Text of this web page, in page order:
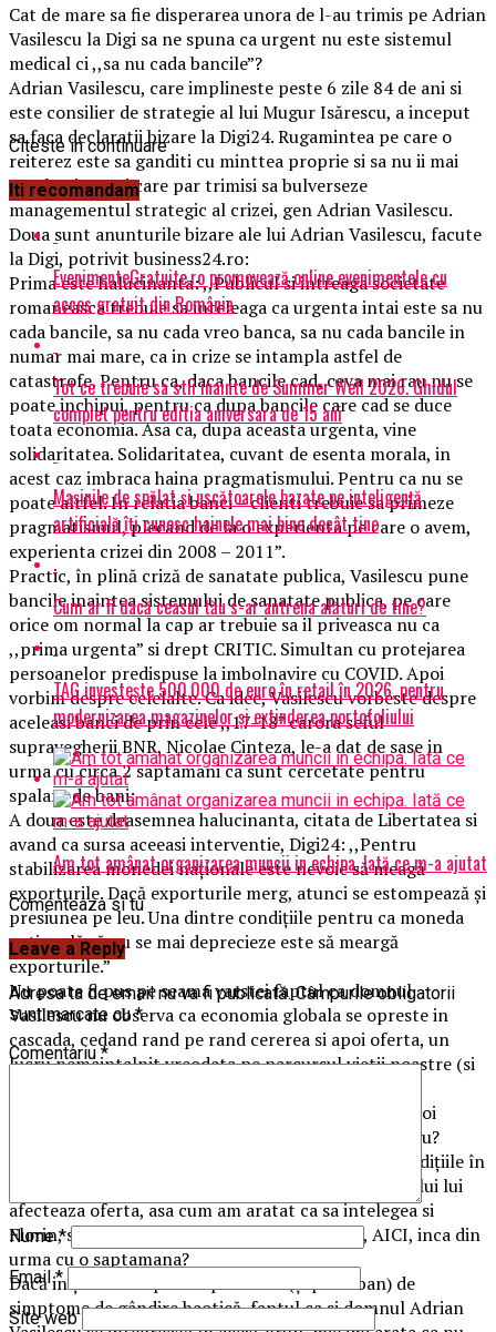
Cat de mare sa fie disperarea unora de l-au trimis pe Adrian
Vasilescu la Digi sa ne spuna ca urgent nu este sistemul
medical ci ,,sa nu cada bancile”?
Adrian Vasilescu, care implineste peste 6 zile 84 de ani si
este consilier de strategie al lui Mugur Isărescu, a inceput
sa faca declaratii bizare la Digi24. Rugamintea pe care o
reiterez este sa ganditi cu minttea proprie si sa nu ii mai
ascultati pe cei care par trimisi sa bulverseze
managementul strategic al crizei, gen Adrian Vasilescu.
Doua sunt anunturile bizare ale lui Adrian Vasilescu, facute
la Digi, potrivit business24.ro:
Prima este halucinanta: ,,Publicul si intreaga societate
romaneasca trebuie sa inteleaga ca urgenta intai este sa nu
cada bancile, sa nu cada vreo banca, sa nu cada bancile in
numar mai mare, ca in crize se intampla astfel de
catastrofe. Pentru ca, daca bancile cad, ceva mai rau nu se
poate inchipui, pentru ca dupa bancile care cad se duce
toata economia. Asa ca, dupa aceasta urgenta, vine
solidaritatea. Solidaritatea, cuvant de esenta morala, in
acest caz imbraca haina pragmatismului. Pentru ca nu se
poate altfel. In relatia banci – clienti trebuie sa primeze
pragmatismul, plecand de la o experienta pe care o avem,
experienta crizei din 2008 – 2011”.
Practic, în plină criză de sanatate publica, Vasilescu pune
bancile inaintea sistemului de sanatate publica, pe care
orice om normal la cap ar trebuie sa il priveasca nu ca
,,prima urgenta” si drept CRITIC. Simultan cu protejarea
persoanelor predispuse la imbolnavire cu COVID. Apoi
vorbim despre celelalte. Ca idee, Vasilescu vorbeste despre
aceleasi banci de prin cele ,,17-18” carora seful
supravegherii BNR, Nicolae Cinteza, le-a dat de sase in
urma cu circa 2 saptamani ca sunt cercetate pentru
spalare de bani;
A doua este deasemnea halucinanta, citata de Libertatea si
avand ca sursa aceeasi interventie, Digi24: ,,Pentru
stabilizarea monedei naționale este nevoie să meagă
exporturile. Dacă exporturile merg, atunci se estompează și
presiunea pe leu. Una dintre condițiile pentru ca moneda
națională să nu se mai deprecieze este să meargă
exporturile.”
Nu poate fi pus pe seama varstei faptul ca domnul
Vasilescu nu observa ca economia globala se opreste in
cascada, cedand rand pe rand cererea si apoi oferta, un
lucru nemaintalnit vreodata pe parcursul vietii noastre (si
Vasilescu, intrucat la debutul celui de-al doilea razboi
mondial avea 3 ani). Cui să exporți domnule Vasilescu?
Germaniei? Italiei? Franței? Cine cumpără ce în condițiile în
care consumul e primul afectat de criza, si la randului lui
afecteaza oferta, asa cum am aratat ca sa intelegea si
Florin, si Violeta, si inclusiv Adrian Vasilescu, AICI, inca din
urma cu o saptamana?
Dacă inițial i-a suspectat pe Florin (și pe Orban) de
simptome de gândire haotică, faptul ca si domnul Adrian
Citeste in continuare
Iti recomandam
EvenimenteGratuite.ro promovează online evenimentele cu
acces gratuit din România
Tot ce trebuie sa stii inainte de Summer Well 2026. Ghidul
complet pentru editia aniversara de 15 ani
Mașinile de spălat și uscătoarele bazate pe inteligență
artificială îți cunosc hainele mai bine decât tine
Cum ar fi dacă ceasul tău s-ar antrena alături de tine?
TAG investește 500.000 de euro în retail în 2026, pentru
modernizarea magazinelor și extinderea portofoliului
Am tot amânat organizarea muncii in echipa. Iată ce m-a ajutat
Comenteaza si tu
Leave a Reply
Adresa ta de email nu va fi publicată. Câmpurile obligatorii
sunt marcate cu*
Comentariu*
Nume*
Email*
Site web